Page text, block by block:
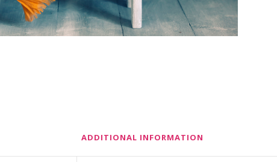
ADDITIONAL INFORMATION